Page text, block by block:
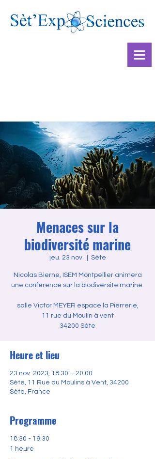
Menaces sur la
biodiversité marine
jeu. 23 nov. Sète
Nicolas Bierne, ISEM Montpellier animera
une conférence sur la biodiversité marine.
salle Victor MEYER espace la Pierrerie,
11 rue du Moulin à vent
34200 Sète
Heure et lieu
23 nov. 2023, 18:30 – 20:00
Sète, 11 Rue du Moulins à Vent, 34200
Sète, France
Programme
18:30 - 19:30
1 heure